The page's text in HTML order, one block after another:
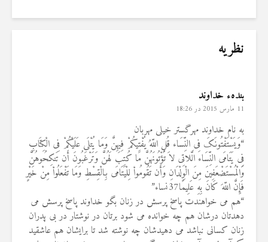
نظریه
بندهء خداوند
11 مارس 2015 در 18:26
به نام خداوند مهرگستر خیلی مهربان
“وَیَسْتَفْتُونَکَ فِی النِّسَاء قُلِ اللّهُ یُفْتِیکُمْ فِیهِنَّ وَمَا یُتْلَى عَلَیْکُمْ فِی الْکِتَابِ
فِی یَتَامَى ‏النِّسَاء الَّلاتِی لاَ تُؤْتُونَهُنَّ مَا کُتِبَ لَهُنَّ وَتَرْغَبُونَ أَن تَنکِحُوهُنَّ
وَالْمُسْتَضْعَفِینَ مِنَ ‏الْوِلْدَانِ وَأَن تَقُومُواْ لِلْیَتَامَى بِالْقِسْطِ وَمَا تَفْعَلُواْ مِنْ خَیْرٍ
فَإِنَّ اللّهَ کَانَ بِهِ عَلِیمًا37نساء”
“هم می خواهندت پاسخ پرسش در زنان بگو خداوند پاسخ پرسش می
دهدتان درشان هم چه خوانده می شود برتان در نوشتار در بی پدران
زنان کسانی نباشد می دهیدشان چه نوشته شد تا برایشان هم عاشقید